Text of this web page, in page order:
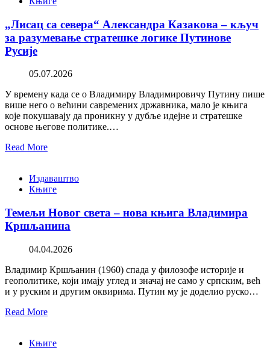
„Лисац са севера“ Александра Казакова – кључ
за разумевање стратешке логике Путинове
Русије
05.07.2026
У времену када се о Владимиру Владимировичу Путину пише
више него о већини савремених државника, мало је књига
које покушавају да проникну у дубље идејне и стратешке
основе његове политике.…
Read More
Издаваштво
Књиге
Темељи Новог света – нова књига Владимира
Кршљанина
04.04.2026
Владимир Кршљанин (1960) спада у филозофе историје и
геополитике, који имају углед и значај не само у српским, већ
и у руским и другим оквирима. Путин му је доделио руско…
Read More
Књиге